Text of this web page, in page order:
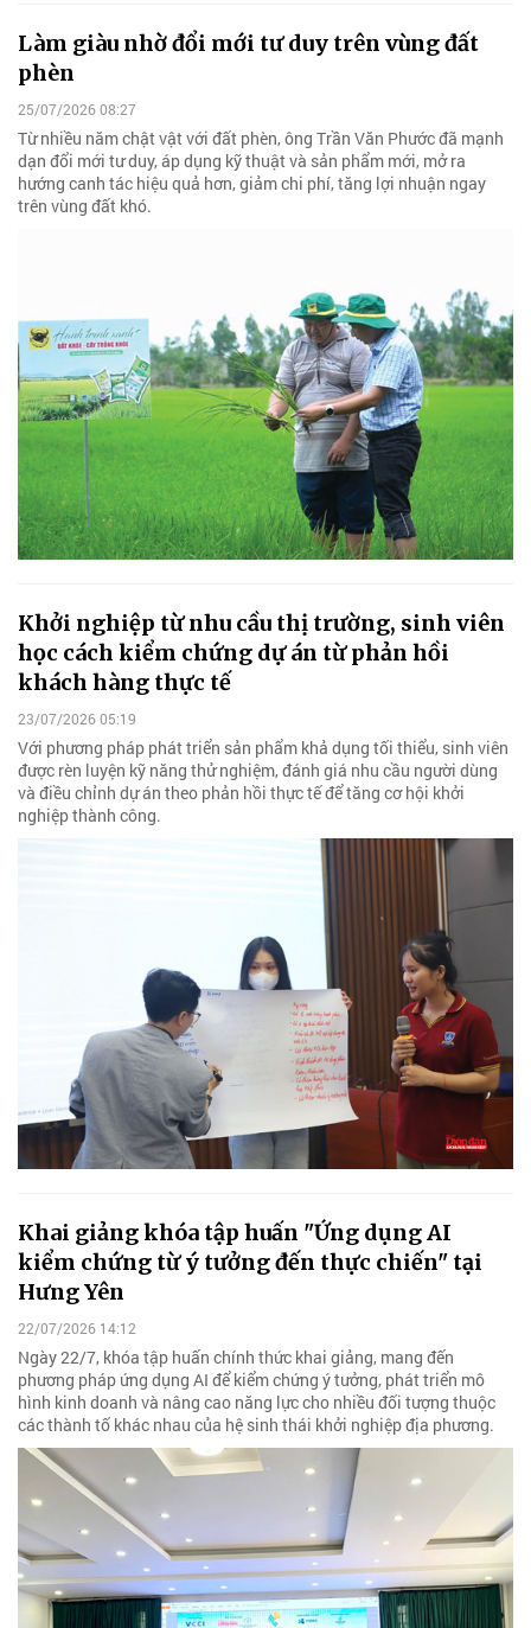
Làm giàu nhờ đổi mới tư duy trên vùng đất
phèn
25/07/2026 08:27
Từ nhiều năm chật vật với đất phèn, ông Trần Văn Phước đã mạnh
dạn đổi mới tư duy, áp dụng kỹ thuật và sản phẩm mới, mở ra
hướng canh tác hiệu quả hơn, giảm chi phí, tăng lợi nhuận ngay
trên vùng đất khó.
Khởi nghiệp từ nhu cầu thị trường, sinh viên
học cách kiểm chứng dự án từ phản hồi
khách hàng thực tế
23/07/2026 05:19
Với phương pháp phát triển sản phẩm khả dụng tối thiểu, sinh viên
được rèn luyện kỹ năng thử nghiệm, đánh giá nhu cầu người dùng
và điều chỉnh dự án theo phản hồi thực tế để tăng cơ hội khởi
nghiệp thành công.
Khai giảng khóa tập huấn "Ứng dụng AI
kiểm chứng từ ý tưởng đến thực chiến" tại
Hưng Yên
22/07/2026 14:12
Ngày 22/7, khóa tập huấn chính thức khai giảng, mang đến
phương pháp ứng dụng AI để kiểm chứng ý tưởng, phát triển mô
hình kinh doanh và nâng cao năng lực cho nhiều đối tượng thuộc
các thành tố khác nhau của hệ sinh thái khởi nghiệp địa phương.